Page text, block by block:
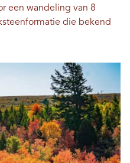
een wandeling van 8
die bekend